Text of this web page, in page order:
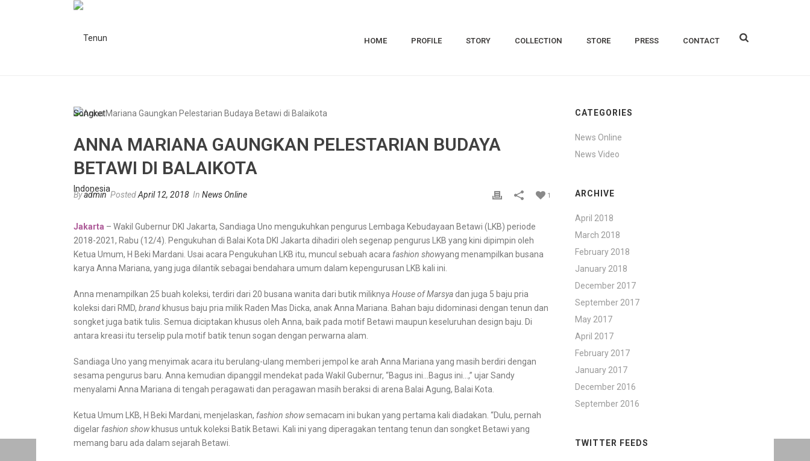
HOME PROFILE STORY COLLECTION STORE PRESS CONTACT
ANNA MARIANA GAUNGKAN PELESTARIAN BUDAYA
BETAWI DI BALAIKOTA
ByadminPostedApril 12, 2018 In News Online 1
Jakarta – Wakil Gubernur DKI Jakarta, Sandiaga Uno mengukuhkan pengurus Lembaga Kebudayaan Betawi (LKB) periode
2018-2021, Rabu (12/4). Pengukuhan di Balai Kota DKI Jakarta dihadiri oleh segenap pengurus LKB yang kini dipimpin oleh
Ketua Umum, H Beki Mardani. Usai acara Pengukuhan LKB itu, muncul sebuah acara fashion showyang menampilkan busana
karya Anna Mariana, yang juga dilantik sebagai bendahara umum dalam kepengurusan LKB kali ini.
Anna menampilkan 25 buah koleksi, terdiri dari 20 busana wanita dari butik miliknya House of Marsya dan juga 5 baju pria
koleksi dari RMD, brand khusus baju pria milik Raden Mas Dicka, anak Anna Mariana. Bahan baju didominasi dengan tenun dan
songket juga batik tulis. Semua diciptakan khusus oleh Anna, baik pada motif Betawi maupun keseluruhan design baju. Di
antara kreasi itu terselip pula motif batik tenun sogan dengan perwarna alam.
Sandiaga Uno yang menyimak acara itu berulang-ulang memberi jempol ke arah Anna Mariana yang masih berdiri dengan
sesama pengurus baru. Anna kemudian dipanggil mendekat pada Wakil Gubernur, “Bagus ini…Bagus ini…,” ujar Sandy
menyalami Anna Mariana di tengah peragawati dan peragawan masih beraksi di arena Balai Agung, Balai Kota.
Ketua Umum LKB, H Beki Mardani, menjelaskan, fashion showsemacam ini bukan yang pertama kali diadakan. “Dulu, pernah
digelar fashion showkhusus untuk koleksi Batik Betawi. Kali ini yang diperagakan tentang tenun dan songket Betawi yang
memang baru ada dalam sejarah Betawi.
CATEGORIES
News Online
News Video
ARCHIVE
April 2018
March 2018
February 2018
January 2018
December 2017
September 2017
May 2017
April 2017
February 2017
January 2017
December 2016
September 2016
TWITTER FEEDS